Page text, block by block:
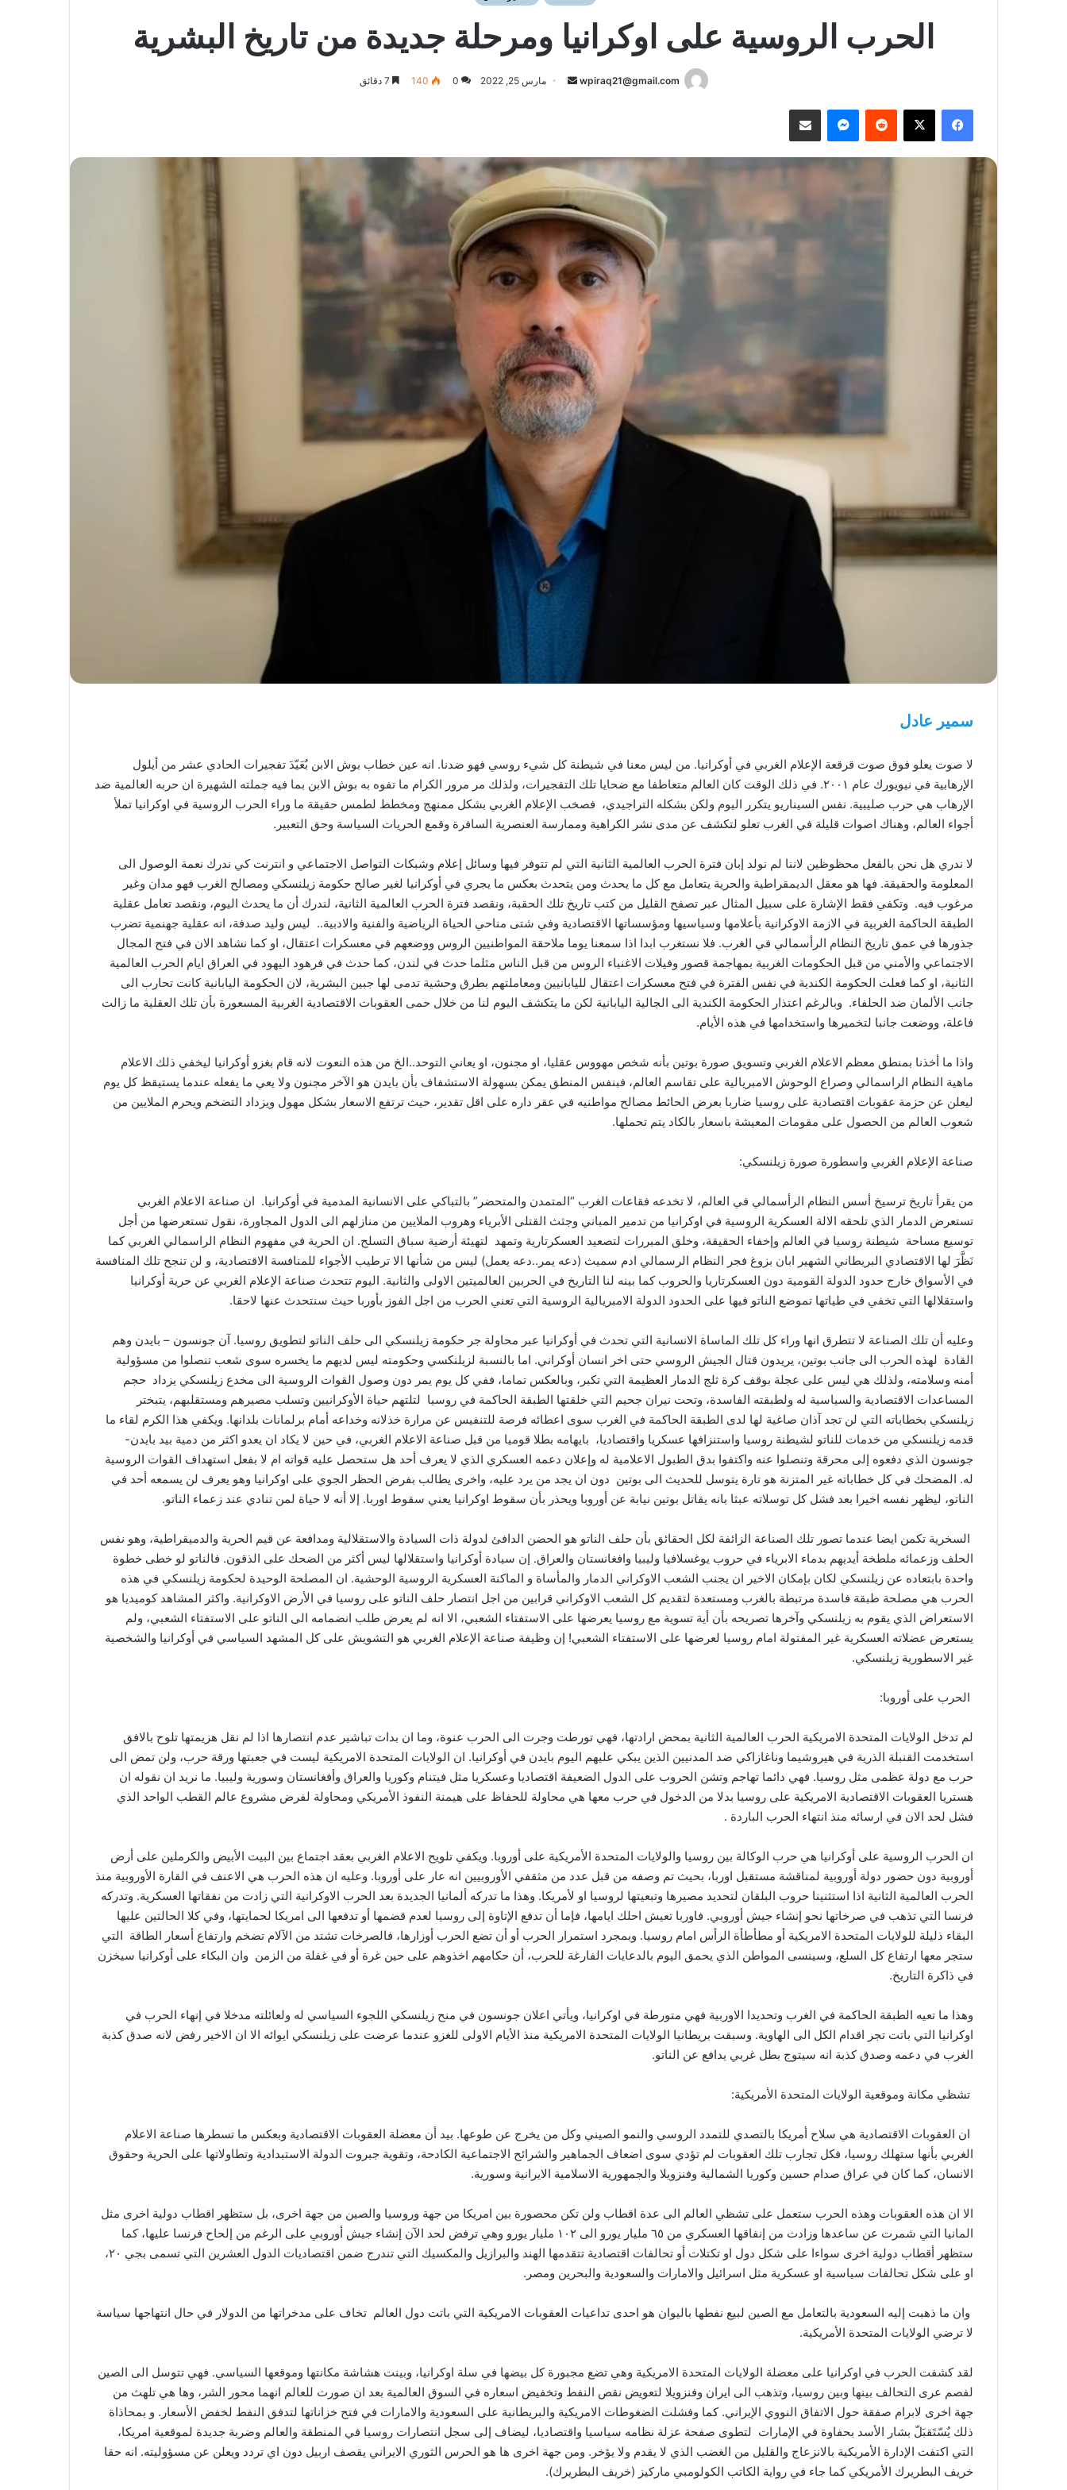
الحرب الروسية على اوكرانيا ومرحلة جديدة من تاريخ البشرية
wpiraq21@gmail.com
أرسلمارس 25, 2022 0
140
فيسبوك ‫X ماسنجر مشاركة عبر البريد
سمير عادل
لا صوت يعلو فوق صوت قرقعة الإعلام الغربي في أوكرانيا. من ليس معنا في شيطنة كل شيء روسي فهو ضدنا. انه عين خطاب بوش الابن بٌعَيّدَ تفجيرات الحادي عشر من أيلول
الإرهابية في نيويورك عام ٢٠٠١. في ذلك الوقت كان العالم متعاطفا مع ضحايا تلك التفجيرات، ولذلك مر مرور الكرام ما تفوه به بوش الابن بما فيه جملته الشهيرة ان حربه العالمية ضد
الإرهاب هي حرب صليبية. نفس السيناريو يتكرر اليوم ولكن بشكله التراجيدي، فصخب الإعلام الغربي بشكل ممنهج ومخطط لطمس حقيقة ما وراء الحرب الروسية في اوكرانيا تملأ
أجواء العالم، وهناك اصوات قليلة في الغرب تعلو لتكشف عن مدى نشر الكراهية وممارسة العنصرية السافرة وقمع الحريات السياسة وحق التعبير.
لا ندري هل نحن بالفعل محظوظين لاننا لم نولد إبان فترة الحرب العالمية الثانية التي لم تتوفر فيها وسائل إعلام وشبكات التواصل الاجتماعي و انترنت كي ندرك نعمة الوصول الى
المعلومة والحقيقة. فها هو معقل الديمقراطية والحرية يتعامل مع كل ما يحدث ومن يتحدث بعكس ما يجري في أوكرانيا لغير صالح حكومة زيلنسكي ومصالح الغرب فهو مدان وغير
مرغوب فيه. وتكفي فقط الإشارة على سبيل المثال عبر تصفح القليل من كتب تاريخ تلك الحقبة، ونقصد فترة الحرب العالمية الثانية، لندرك أن ما يحدث اليوم، ونقصد تعامل عقلية
الطبقة الحاكمة الغربية في الازمة الاوكرانية بأعلامها وسياسيها ومؤسساتها الاقتصادية وفي شتى مناحي الحياة الرياضية والفنية والادبية.. ليس وليد صدفة، انه عقلية جهنمية تضرب
جذورها في عمق تاريخ النظام الرأسمالي في الغرب. فلا نستغرب ابدا اذا سمعنا يوما ملاحقة المواطنيين الروس ووضعهم في معسكرات اعتقال، او كما نشاهد الان في فتح المجال
الاجتماعي والأمني من قبل الحكومات الغربية بمهاجمة قصور وفيلات الاغنياء الروس من قبل الناس مثلما حدث في لندن، كما حدث في فرهود اليهود في العراق ايام الحرب العالمية
الثانية، او كما فعلت الحكومة الكندية في نفس الفترة في فتح معسكرات اعتقال لليابانيين ومعاملتهم بطرق وحشية تدمى لها جبين البشرية، لان الحكومة اليابانية كانت تحارب الى
جانب الألمان ضد الحلفاء. وبالرغم اعتذار الحكومة الكندية الى الجالية اليابانية لكن ما يتكشف اليوم لنا من خلال حمى العقوبات الاقتصادية الغربية المسعورة بأن تلك العقلية ما زالت
فاعلة، ووضعت جانبا لتخميرها واستخدامها في هذه الأيام.
واذا ما أخذنا بمنطق معظم الاعلام الغربي وتسويق صورة بوتين بأنه شخص مهووس عقليا، او مجنون، او يعاني التوحد..الخ من هذه النعوت لانه قام بغزو أوكرانيا ليخفي ذلك الاعلام
ماهية النظام الراسمالي وصراع الوحوش الامبريالية على تقاسم العالم، فبنفس المنطق يمكن بسهولة الاستشفاف بأن بايدن هو الآخر مجنون ولا يعي ما يفعله عندما يستيقظ كل يوم
ليعلن عن حزمة عقوبات اقتصادية على روسيا ضاربا بعرض الحائط مصالح مواطنيه في عقر داره على اقل تقدير، حيث ترتفع الاسعار بشكل مهول ويزداد التضخم ويحرم الملايين من
شعوب العالم من الحصول على مقومات المعيشة باسعار بالكاد يتم تحملها.
صناعة الإعلام الغربي واسطورة صورة زيلنسكي:
من يقرأ تاريخ ترسيخ أسس النظام الرأسمالي في العالم، لا تخدعه فقاعات الغرب “المتمدن والمتحضر” بالتباكي على الانسانية المدمية في أوكرانيا. ان صناعة الاعلام الغربي
تستعرض الدمار الذي تلحقه الالة العسكرية الروسية في اوكرانيا من تدمير المباني وجثث القتلى الأبرياء وهروب الملايين من منازلهم الى الدول المجاورة، نقول تستعرضها من أجل
توسيع مساحة شيطنة روسيا في العالم وإخفاء الحقيقة، وخلق المبررات لتصعيد العسكرتارية وتمهد لتهيئة أرضية سباق التسلح. ان الحرية في مفهوم النظام الراسمالي الغربي كما
نَظَّرَ لها الاقتصادي البريطاني الشهير ابان بزوغ فجر النظام الرسمالي ادم سميث (دعه يمر..دعه يعمل) ليس من شأنها الا ترطيب الأجواء للمنافسة الاقتصادية، و لن تنجح تلك المنافسة
في الأسواق خارج حدود الدولة القومية دون العسكرتاريا والحروب كما بينه لنا التاريخ في الحربين العالميتين الاولى والثانية. اليوم تتحدث صناعة الإعلام الغربي عن حرية أوكرانيا
واستقلالها التي تخفي في طياتها تموضع الناتو فيها على الحدود الدولة الامبريالية الروسية التي تعني الحرب من اجل الفوز بأوربا حيث سنتحدث عنها لاحقا.
وعليه أن تلك الصناعة لا تتطرق انها وراء كل تلك الماساة الانسانية التي تحدث في أوكرانيا عبر محاولة جر حكومة زيلنسكي الى حلف الناتو لتطويق روسيا. آن جونسون – بايدن وهم
القادة لهذه الحرب الى جانب بوتين، يريدون قتال الجيش الروسي حتى اخر انسان أوكراني. اما بالنسبة لزيلنكسي وحكومته ليس لديهم ما يخسره سوى شعب تنصلوا من مسؤولية
أمنه وسلامته، ولذلك هي ليس على عجلة بوقف كرة ثلج الدمار العظيمة التي تكبر، وبالعكس تماما، ففي كل يوم يمر دون وصول القوات الروسية الى مخدع زيلنسكي يزداد حجم
المساعدات الاقتصادية والسياسية له ولطبقته الفاسدة، وتحت نيران جحيم التي خلقتها الطبقة الحاكمة في روسيا لتلتهم حياة الأوكرانيين وتسلب مصيرهم ومستقلبهم، يتبختر
زيلنسكي بخطاباته التي لن تجد آذان صاغية لها لدى الطبقة الحاكمة في الغرب سوى اعطائه فرصة للتنفيس عن مرارة خذلانه وخداعه أمام برلمانات بلدانها. ويكفي هذا الكرم لقاء ما
قدمه زيلنسكي من خدمات للناتو لشيطنة روسيا واستنزافها عسكريا واقتصاديا، بايهامه بطلا قوميا من قبل صناعة الاعلام الغربي، في حين لا يكاد ان يعدو اكثر من دمية بيد بايدن-
جونسون الذي دفعوه إلى محرقة وتنصلوا عنه واكتفوا بدق الطبول الاعلامية له وإعلان دعمه العسكري الذي لا يعرف أحد هل ستحصل عليه قواته ام لا بفعل استهداف القوات الروسية
له. المضحك في كل خطاباته غير المتزنة هو تارة يتوسل للحديث الى بوتين دون ان يجد من يرد عليه، واخرى يطالب بفرض الحظر الجوي على اوكرانيا وهو يعرف لن يسمعه أحد في
الناتو، ليظهر نفسه اخيرا بعد فشل كل توسلاته عبثا بانه يقاتل بوتين نيابة عن أوروبا ويحذر بأن سقوط اوكرانيا يعني سقوط اوربا. إلا أنه لا حياة لمن تنادي عند زعماء الناتو.
السخرية تكمن ايضا عندما تصور تلك الصناعة الزائفة لكل الحقائق بأن حلف الناتو هو الحضن الدافئ لدولة ذات السيادة والاستقلالية ومدافعة عن قيم الحرية والدميقراطية، وهو نفس
الحلف وزعمائه ملطخة أيديهم بدماء الابرياء في حروب يوغسلافيا وليبيا وافغانستان والعراق. إن سيادة أوكرانيا واستقلالها ليس أكثر من الضحك على الذقون. فالناتو لو خطى خطوة
واحدة بابتعاده عن زيلنسكي لكان بإمكان الاخير ان يجنب الشعب الاوكراني الدمار والمأساة و الماكنة العسكرية الروسية الوحشية. ان المصلحة الوحيدة لحكومة زيلنسكي في هذه
الحرب هي مصلحة طبقة فاسدة مرتبطة بالغرب ومستعدة لتقديم كل الشعب الاوكراني قرابين من اجل انتصار حلف الناتو على روسيا في الأرض الاوكرانية. واكثر المشاهد كوميديا هو
الاستعراض الذي يقوم به زيلنسكي وآخرها تصريحه بأن أية تسوية مع روسيا يعرضها على الاستفتاء الشعبي، الا انه لم يعرض طلب انضمامه الى الناتو على الاستفتاء الشعبي، ولم
يستعرض عضلاته العسكرية غير المفتولة امام روسيا لعرضها على الاستفتاء الشعبي! إن وظيفة صناعة الإعلام الغربي هو التشويش على كل المشهد السياسي في أوكرانيا والشخصية
غير الاسطورية زيلنسكي.
الحرب على أوروبا:
لم تدخل الولايات المتحدة الامريكية الحرب العالمية الثانية بمحض ارادتها، فهي تورطت وجرت الى الحرب عنوة، وما ان بدات تباشير عدم انتصارها اذا لم نقل هزيمتها تلوح بالافق
استخدمت القنبلة الذرية في هيروشيما وناغازاكي ضد المدنيين الذين يبكي عليهم اليوم بايدن في أوكرانيا. ان الولايات المتحدة الامريكية ليست في جعبتها ورقة حرب، ولن تمض الى
حرب مع دولة عظمى مثل روسيا. فهي دائما تهاجم وتشن الحروب على الدول الضعيفة اقتصاديا وعسكريا مثل فيتنام وكوريا والعراق وأفغانستان وسورية وليبيا. ما نريد ان نقوله ان
هستريا العقوبات الاقتصادية الامريكية على روسيا بدلا من الدخول في حرب معها هي محاولة للحفاظ على هيمنة النفوذ الأمريكي ومحاولة لفرض مشروع عالم القطب الواحد الذي
فشل لحد الان في ارسائه منذ انتهاء الحرب الباردة .
ان الحرب الروسية على أوكرانيا هي حرب الوكالة بين روسيا والولايات المتحدة الأمريكية على أوروبا. ويكفي تلويح الاعلام الغربي بعقد اجتماع بين البيت الأبيض والكرملين على أرض
أوروبية دون حضور دولة أوروبية لمناقشة مستقبل اوربا، بحيث تم وصفه من قبل عدد من مثقفي الأوروبيين انه عار على أوروبا. وعليه ان هذه الحرب هي الاعنف في القارة الأوروبية منذ
الحرب العالمية الثانية اذا استثنينا حروب البلقان لتحديد مصيرها وتبعيتها لروسيا او لأمريكا. وهذا ما تدركه ألمانيا الجديدة بعد الحرب الاوكرانية التي زادت من نفقاتها العسكرية. وتدركه
فرنسا التي تذهب في صرخاتها نحو إنشاء جيش أوروبي. فاوربا تعيش احلك ايامها، فإما أن تدفع الإتاوة إلى روسيا لعدم قضمها أو تدفعها الى امريكا لحمايتها، وفي كلا الحالتين عليها
البقاء ذليلة للولايات المتحدة الامريكية أو مطأطأة الرأس امام روسيا. وبمجرد استمرار الحرب أو أن تضع الحرب أوزارها، فالصرخات تشتد من الآلام تضخم وارتفاع أسعار الطاقة التي
ستجر معها ارتفاع كل السلع، وسينسى المواطن الذي يحمق اليوم بالدعايات الفارغة للحرب، أن حكامهم اخذوهم على حين غرة أو في غفلة من الزمن وان البكاء على أوكرانيا سيخزن
في ذاكرة التاريخ.
وهذا ما تعيه الطبقة الحاكمة في الغرب وتحديدا الاوربية فهي متورطة في اوكرانيا، ويأتي اعلان جونسون في منح زيلنسكي اللجوء السياسي له ولعائلته مدخلا في إنهاء الحرب في
اوكرانيا التي باتت تجر اقدام الكل الى الهاوية. وسبقت بريطانيا الولايات المتحدة الامريكية منذ الأيام الاولى للغزو عندما عرضت على زيلنسكي ايوائه الا ان الاخير رفض لانه صدق كذبة
الغرب في دعمه وصدق كذبة انه سيتوج بطل غربي يدافع عن الناتو.
تشظي مكانة وموقعية الولايات المتحدة الأمريكية:
ان العقوبات الاقتصادية هي سلاح أمريكا بالتصدي للتمدد الروسي والنمو الصيني وكل من يخرج عن طوعها. بيد أن معضلة العقوبات الاقتصادية وبعكس ما تسطرها صناعة الاعلام
الغربي بأنها ستهلك روسيا، فكل تجارب تلك العقوبات لم تؤدي سوى اضعاف الجماهير والشرائح الاجتماعية الكادحة، وتقوية جبروت الدولة الاستبدادية وتطاولاتها على الحرية وحقوق
الانسان، كما كان في عراق صدام حسين وكوريا الشمالية وفنزويلا والجمهورية الاسلامية الايرانية وسورية.
الا ان هذه العقوبات وهذه الحرب ستعمل على تشظي العالم الى عدة اقطاب ولن تكن محصورة بين امريكا من جهة وروسيا والصين من جهة اخرى، بل ستظهر اقطاب دولية اخرى مثل
المانيا التي شمرت عن ساعدها وزادت من إنفاقها العسكري من ٦٥ مليار يورو الى ١٠٢ مليار يورو وهي ترفض لحد الآن إنشاء جيش أوروبي على الرغم من إلحاح فرنسا عليها، كما
ستظهر أقطاب دولية اخرى سواءا على شكل دول او تكتلات أو تحالفات اقتصادية تتقدمها الهند والبرازيل والمكسيك التي تندرج ضمن اقتصاديات الدول العشرين التي تسمى بجي ٢٠،
او على شكل تحالفات سياسية او عسكرية مثل اسرائيل والامارات والسعودية والبحرين ومصر.
وان ما ذهبت إليه السعودية بالتعامل مع الصين لبيع نفطها باليوان هو احدى تداعيات العقوبات الامريكية التي باتت دول العالم تخاف على مدخراتها من الدولار في حال انتهاجها سياسة
لا ترضي الولايات المتحدة الأمريكية.
لقد كشفت الحرب في اوكرانيا على معضلة الولايات المتحدة الامريكية وهي تضع مجبورة كل بيضها في سلة اوكرانيا، وبينت هشاشة مكانتها وموقعها السياسي. فهي تتوسل الى الصين
لفصم عرى التحالف بينها وبين روسيا، وتذهب الى ايران وفنزويلا لتعويض نقص النفط وتخفيض اسعاره في السوق العالمية بعد ان صورت للعالم انهما محور الشر، وها هي تلهث من
جهة اخرى لابرام صفقة حول الاتفاق النووي الإيراني. كما وفشلت الضغوطات الامريكية والبريطانية على السعودية والامارات في فتح خزاناتها لتدفق النفط لخفض الأسعار. و بمحاذاة
ذلك يٌسّتَقبَلّ بشار الأسد بحفاوة في الإمارات لتطوى صفحة عزلة نظامه سياسيا واقتصاديا، ليضاف إلى سجل انتصارات روسيا في المنطقة والعالم وضربة جديدة لموقعية امريكا،
التي اكتفت الإدارة الأمريكية بالانزعاج والقليل من الغضب الذي لا يقدم ولا يؤخر. ومن جهة اخرى ها هو الحرس الثوري الايراني يقصف اربيل دون اي تردد ويعلن عن مسؤوليته. انه حقا
خريف البطريرك الأمريكي كما جاء في رواية الكاتب الكولومبي ماركيز (خريف البطريرك).